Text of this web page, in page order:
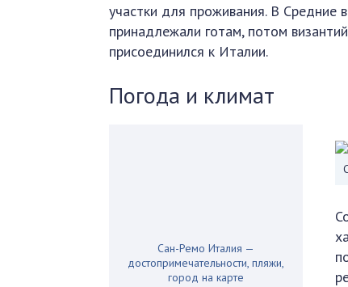
участки для проживания. В Средние
принадлежали готам, потом
присоединился к Италии.
Погода и климат
Сан-Ремо Италия —
достопримечательности, пляжи,
город на карте